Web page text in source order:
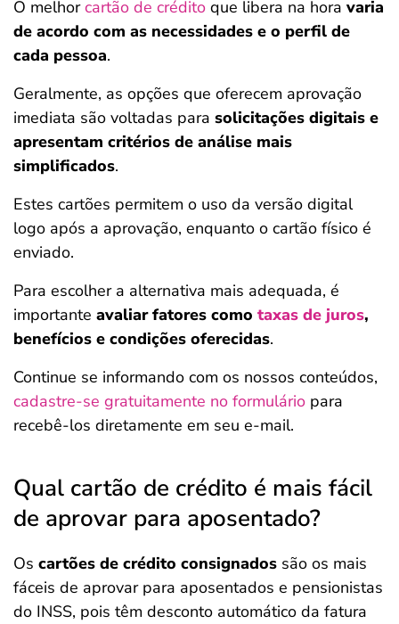
O melhorcartão de crédito que libera na hora varia
de acordo com as necessidades e o perfil de
cada pessoa.
Geralmente, as opções que oferecem aprovação
imediata são voltadas para solicitações digitais e
apresentam critérios de análise mais
simplificados.
Estes cartões permitem o uso da versão digital
logo após a aprovação, enquanto o cartão físico é
enviado.
Para escolher a alternativa mais adequada, é
importante avaliar fatores como taxas de juros,
benefícios e condições oferecidas.
Continue se informando com os nossos conteúdos,
cadastre-se gratuitamente no formulário para
recebê-los diretamente em seu e-mail.
Qual cartão de crédito é mais fácil
de aprovar para aposentado?
Os cartões de crédito consignados são os mais
fáceis de aprovar para aposentados e pensionistas
do INSS, pois têm desconto automático da fatura